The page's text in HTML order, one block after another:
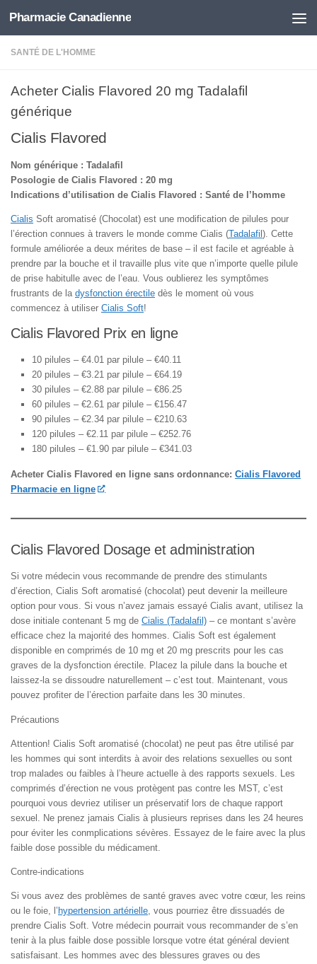
Skip to content
Pharmacie Canadienne
SANTÉ DE L'HOMME
Acheter Cialis Flavored 20 mg Tadalafil
générique
Cialis Flavored
Nom générique : Tadalafil
Posologie de Cialis Flavored : 20 mg
Indications d’utilisation de Cialis Flavored : Santé de l’homme
Cialis Soft aromatisé (Chocolat) est une modification de pilules pour
l’érection connues à travers le monde comme Cialis (Tadalafil ). Cette
formule améliorée a deux mérites de base – il est facile et agréable à
prendre par la bouche et il travaille plus vite que n’importe quelle pilule
de prise habitulle avec de l’eau. Vous oublierez les symptômes
frustrants de la dysfonction érectile dès le moment où vous
commencez à utiliser Cialis Soft!
Cialis Flavored Prix en ligne
10 pilules – €4.01 par pilule – €40.11
20 pilules – €3.21 par pilule – €64.19
30 pilules – €2.88 par pilule – €86.25
60 pilules – €2.61 par pilule – €156.47
90 pilules – €2.34 par pilule – €210.63
120 pilules – €2.11 par pilule – €252.76
180 pilules – €1.90 par pilule – €341.03
Acheter Cialis Flavored en ligne sans ordonnance: Cialis Flavored
Pharmacie en ligne
Cialis Flavored Dosage et administration
Si votre médecin vous recommande de prendre des stimulants
d’érection, Cialis Soft aromatisé (chocolat) peut devenir la meilleure
option pour vous. Si vous n’avez jamais essayé Cialis avant, utilisez la
dose initiale contenant 5 mg de Cialis (Tadalafil) – ce montant s’avère
efficace chez la majorité des hommes. Cialis Soft est également
disponible en comprimés de 10 mg et 20 mg prescrits pour les cas
graves de la dysfonction érectile. Placez la pilule dans la bouche et
laissez-la se dissoudre naturellement – c’est tout. Maintenant, vous
pouvez profiter de l’érection parfaite dans les 30 minutes.
Précautions
Attention! Cialis Soft aromatisé (chocolat) ne peut pas être utilisé par
les hommes qui sont interdits à avoir des relations sexuelles ou sont
trop malades ou faibles à l’heure actuelle à des rapports sexuels. Les
comprimés d’érection ne vous protègent pas contre les MST, c’est
pourquoi vous devriez utiliser un préservatif lors de chaque rapport
sexuel. Ne prenez jamais Cialis à plusieurs reprises dans les 24 heures
pour éviter les conmplications sévères. Essayez de le faire avec la plus
faible dose possible du médicament.
Contre-indications
Si vous avez des problèmes de santé graves avec votre cœur, les reins
ou le foie, l’ hypertension artérielle, vous pourriez être dissuadés de
prendre Cialis Soft. Votre médecin pourrait vous recommander de s’en
tenir à la plus faible dose possible lorsque votre état général devient
satisfaisant. Les hommes avec des blessures graves ou des